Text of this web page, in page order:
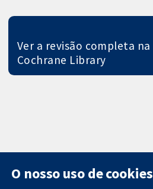
Ver a revisão completa na
Cochrane Library
O nosso uso de cookies